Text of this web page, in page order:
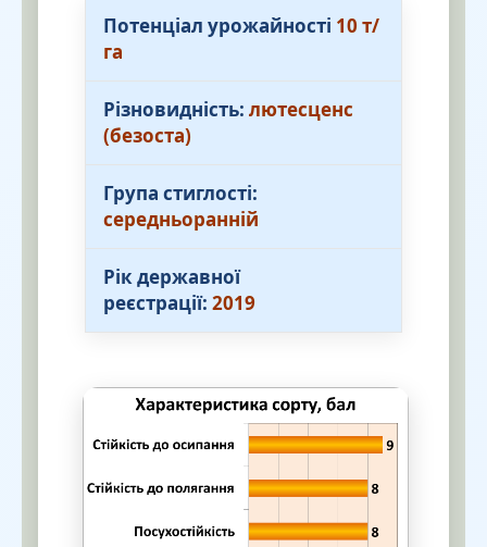
Потенціал урожайності 10 т/
га
Різновидність: лютесценс
(безоста)
Група стиглості:
середньоранній
Рік державної
реєстрації: 2019